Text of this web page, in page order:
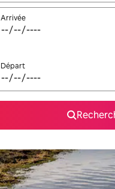
Arrivée
Départ